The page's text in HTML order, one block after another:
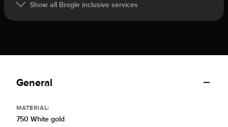
Show all Brogle inclusive services
General
MATERIAL:
750 White gold